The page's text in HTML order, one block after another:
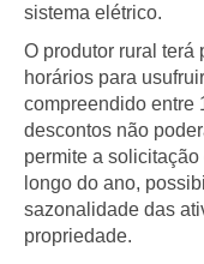
sistema elétrico.
O produtor rural terá
horários para
compreendido entre
descontos não
permite a
longo do ano,
sazonalidade das
propriedade.